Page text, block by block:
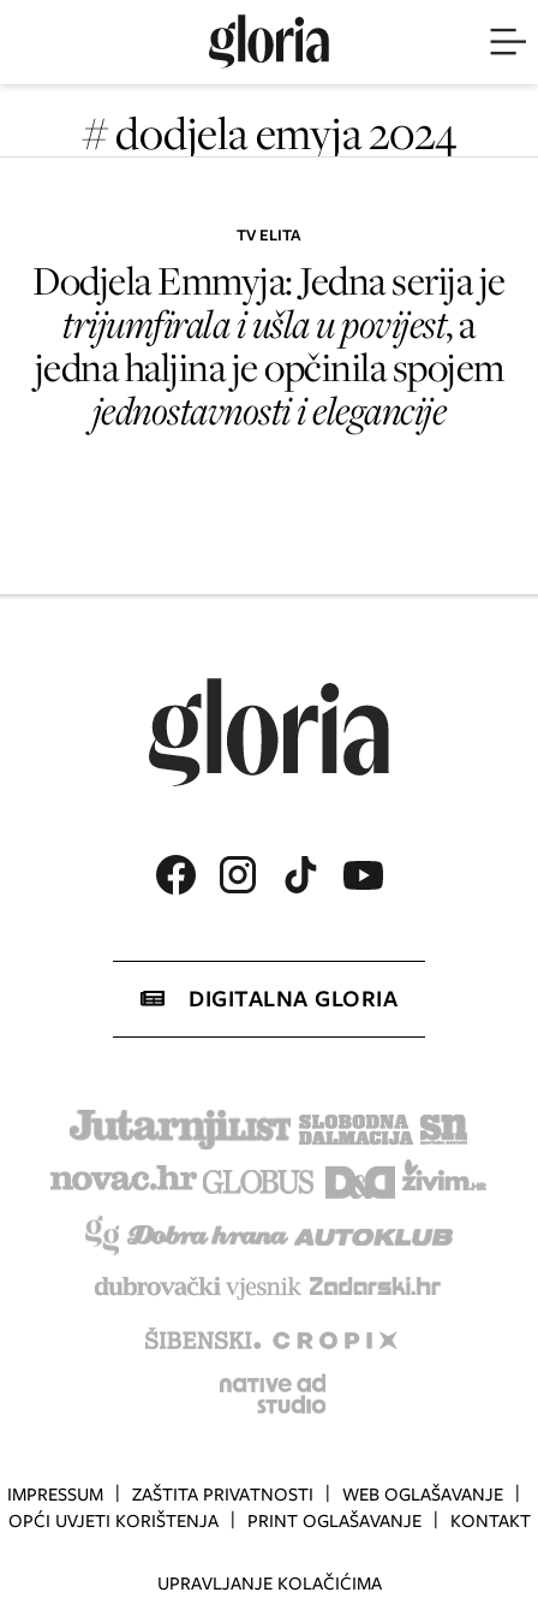
# dodjela emyja 2024
TV ELITA
Dodjela Emmyja: Jedna serija je
trijumfirala i ušla u povijest, a
jedna haljina je opčinila spojem
jednostavnosti i elegancije
DIGITALNA GLORIA
IMPRESSUM ZAŠTITA PRIVATNOSTI
WEB OGLAŠAVANJE
OPĆI UVJETI KORIŠTENJA
PRINT OGLAŠAVANJE KONTAKT
UPRAVLJANJE KOLAČIĆIMA